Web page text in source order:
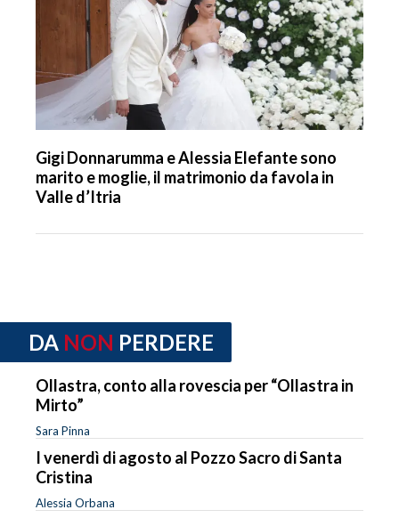
Gigi Donnarumma e Alessia Elefante sono
marito e moglie, il matrimonio da favola in
Valle d’Itria
DA NON PERDERE
Ollastra, conto alla rovescia per “Ollastra in
Mirto”
Sara Pinna
I venerdì di agosto al Pozzo Sacro di Santa
Cristina
Alessia Orbana